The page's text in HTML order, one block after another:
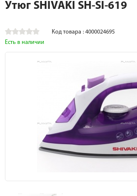
Утюг SHIVAKI SH-SI-619
Код товара : 4000024695
Есть в наличии